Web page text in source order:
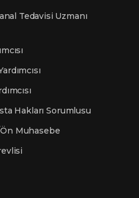
Tedavisi Uzmanı
Hakları Sorumlusu
Muhasebe